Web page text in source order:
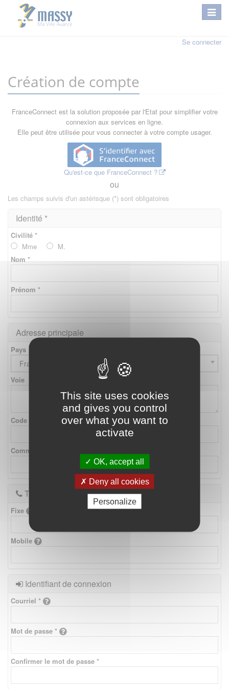
Se connecter
Création de compte
FranceConnect est la solution proposée par l'Etat pour simplifier votre
connexion aux services en ligne.
Elle peut être utilisée pour vous connecter à votre compte usager.
Qu'est-ce que FranceConnect ?
ou
Les champs suivis d'un astérisque (*) sont obligatoires
Identité *
Civilité *
Mme
M.
Nom *
Prénom *
Adresse principale
Pays
France
Voie
Code postal
Commune
Téléphones
Fixe
Mobile
Identifiant de connexion
Courriel *
Mot de passe *
Confirmer le mot de passe *
This site uses cookies
and gives you control
over what you want to
activate
OK, accept all
Deny all cookies
Personalize